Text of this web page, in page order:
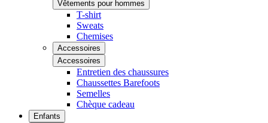
Vêtements pour hommes
T-shirt
Sweats
Chemises
Accessoires
Accessoires
Entretien des chaussures
Chaussettes Barefoots
Semelles
Chèque cadeau
Enfants